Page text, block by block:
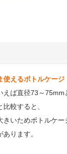
使えるボトルケージ
ば直径73～75mm
較すると、
いためボトルケー
あります。